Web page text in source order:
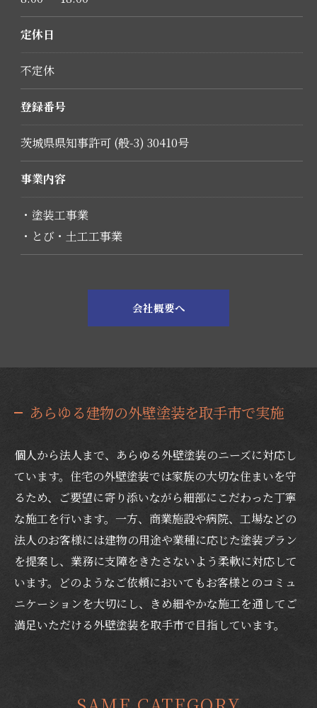
定休日
不定休
登録番号
茨城県県知事許可 (般-3) 30410号
事業内容
・塗装工事業
・とび・土工工事業
会社概要へ
あらゆる建物の外壁塗装を取手市で実施
個人から法人まで、あらゆる外壁塗装のニーズに対応し
ています。住宅の外壁塗装では家族の大切な住まいを守
るため、ご要望に寄り添いながら細部にこだわった丁寧
な施工を行います。一方、商業施設や病院、工場などの
法人のお客様には建物の用途や業種に応じた塗装プラン
を提案し、業務に支障をきたさないよう柔軟に対応して
います。どのようなご依頼においてもお客様とのコミュ
ニケーションを大切にし、きめ細やかな施工を通してご
満足いただける外壁塗装を取手市で目指しています。